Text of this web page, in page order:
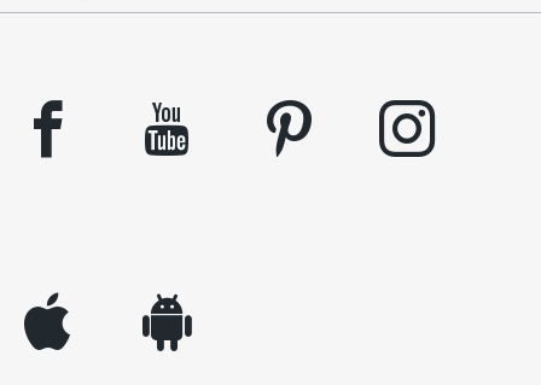
facebook youtube pinterest instagram
appleinc android